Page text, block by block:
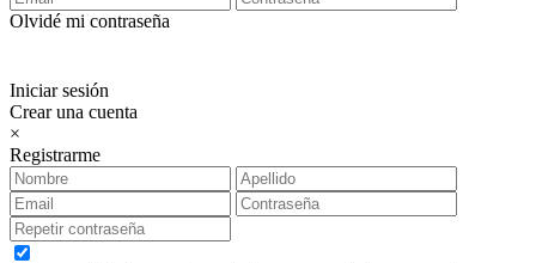
Olvidé mi contraseña
Iniciar sesión
Crear una cuenta
×
Registrarme